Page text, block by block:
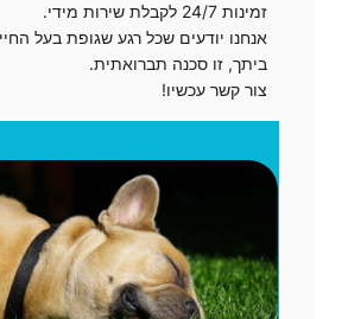
זמינות 24/7 לקבלת שירות מידי.
אנחנו יודעים שכל רגע שגופת בעל
ביתך, זו סכנה תברואתית.
צור קשר עכשיו!